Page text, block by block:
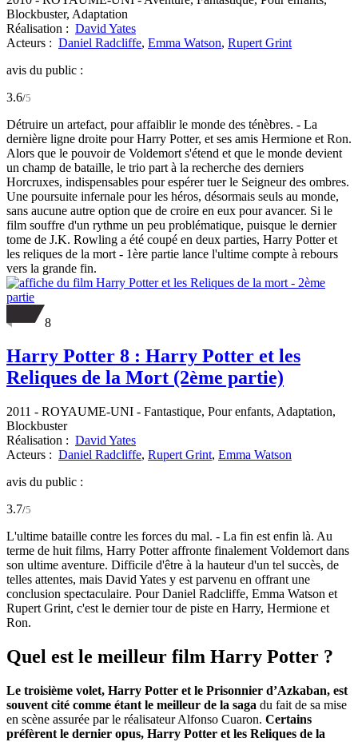
Blockbuster, Adaptation
Réalisation : David Yates
Acteurs : Daniel Radcliffe, Emma Watson, Rupert Grint
avis du public :
3.6/5
Détruire un artefact, pour affaiblir le monde des ténèbres. - La
dernière ligne droite pour Harry Potter, et ses amis Hermione et Ron.
Alors que le pouvoir de Voldemort s'étend et que le monde devient
un champ de bataille, le trio part à la recherche des derniers
Horcruxes, indispensables pour espérer tuer le Seigneur des ombres.
Une poursuite infernale pour les héros, désormais seuls au monde,
sans aucune autre option que de croire en eux pour avancer. Si le
film souffre d'un rythme un peu problématique, puisque le dernier
tome de J.K. Rowling a été coupé en deux parties, Harry Potter et
les reliques de la mort - 1ère partie lance l'ultime compte à rebours
vers la grande fin.
8
Harry Potter 8 : Harry Potter et les
Reliques de la Mort (2ème partie)
2011 - ROYAUME-UNI - Fantastique, Pour enfants, Adaptation,
Blockbuster
Réalisation : David Yates
Acteurs : Daniel Radcliffe, Rupert Grint, Emma Watson
avis du public :
3.7/5
L'ultime bataille contre les forces du mal. - La fin est enfin là. Au
terme de huit films, Harry Potter affronte finalement Voldemort dans
son ultime aventure. Difficile d'être à la hauteur d'un tel succès, de
telles attentes, mais David Yates y est parvenu en offrant une
conclusion spectaculaire. Pour Daniel Radcliffe, Emma Watson et
Rupert Grint, c'est le dernier tour de piste en Harry, Hermione et
Ron.
Quel est le meilleur film Harry Potter ?
Le troisième volet, Harry Potter et le Prisonnier d’Azkaban, est
souvent cité comme étant le meilleur de la saga du fait de sa mise
en scène assurée par le réalisateur Alfonso Cuaron. Certains
préfèrent le dernier opus, Harry Potter et les Reliques de la